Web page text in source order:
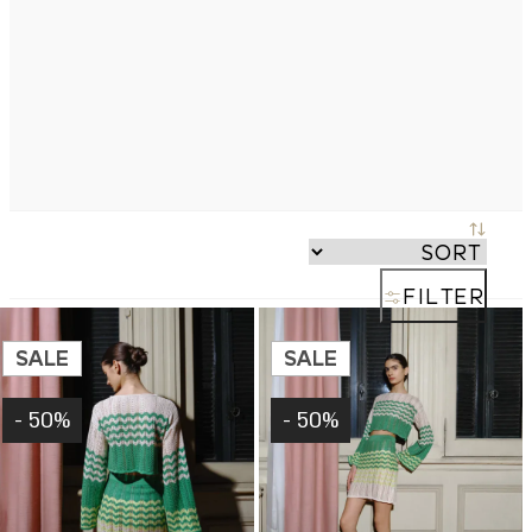
FILTER
SALE
50% -
SALE
50% -